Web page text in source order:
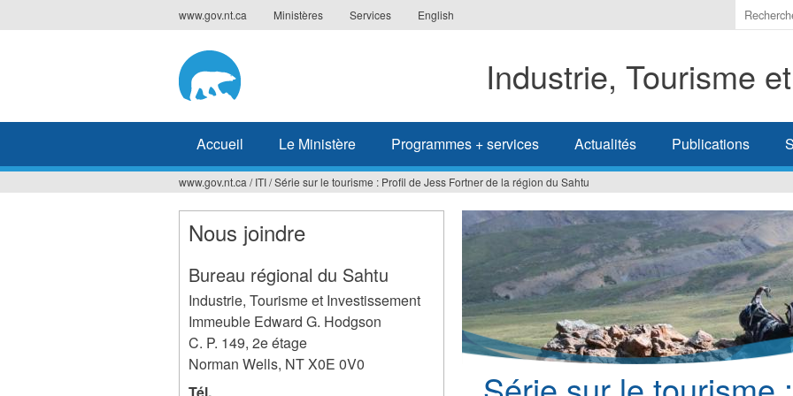
to
www.gov.nt.ca Ministères Services English
Indiquer
les
à
Industrie, Tourisme
Accueil Le Ministère Programmes + services Actualités Publications
Vous
êtes
www.gov.nt.ca / ITI/Série sur le tourisme : Profil de Jess Fortner de la région du Sahtu
Nous joindre
Bureau régional du Sahtu
Industrie, Tourisme et Investissement
Immeuble Edward G. Hodgson
C. P. 149, 2e étage
Norman Wells, NTX0E 0V0